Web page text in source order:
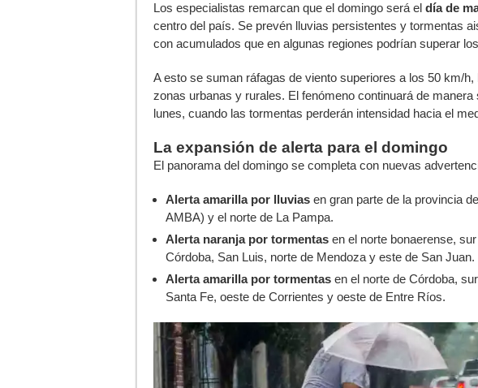
Los especialistas remarcan que el domingo será el día de
centro del país. Se prevén lluvias persistentes y tormentas
con acumulados que en algunas regiones podrían superar los
A esto se suman ráfagas de viento superiores a los 50 km/
zonas urbanas y rurales. El fenómeno continuará de
lunes, cuando las tormentas perderán intensidad hacia el
La expansión de alerta para el domingo
El panorama del domingo se completa con nuevas
Alerta amarilla por lluvias en gran parte de la provincia
AMBA) y el norte de La Pampa.
Alerta naranja por tormentas en el norte bonaerense,
Córdoba, San Luis, norte de Mendoza y este de San Juan.
Alerta amarilla por tormentas en el norte de Córdoba,
Santa Fe, oeste de Corrientes y oeste de Entre Ríos.